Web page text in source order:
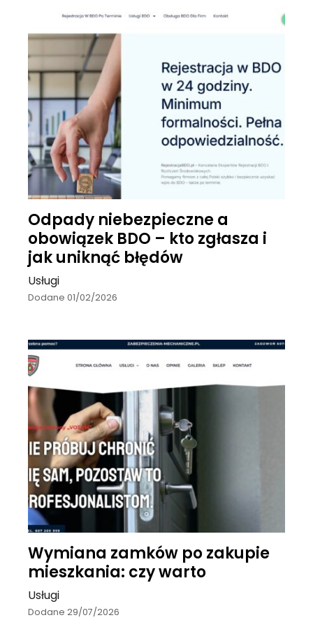
Odpady niebezpieczne a
obowiązek BDO – kto zgłasza i
jak uniknąć błędów
Usługi
Dodane 01/02/2026
Wymiana zamków po zakupie
mieszkania: czy warto
Usługi
Dodane 29/07/2026